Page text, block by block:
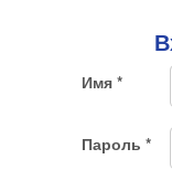
Имя *
Пароль *